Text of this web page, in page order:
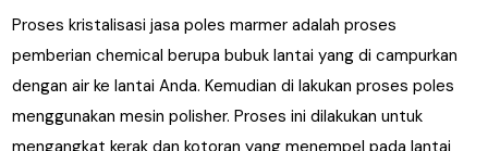
Proses kristalisasi jasa poles marmer adalah proses
pemberian chemical berupa bubuk lantai yang di campurkan
dengan air ke lantai Anda. Kemudian di lakukan proses poles
menggunakan mesin polisher. Proses ini dilakukan untuk
mengangkat kerak dan kotoran yang menempel pada lantai